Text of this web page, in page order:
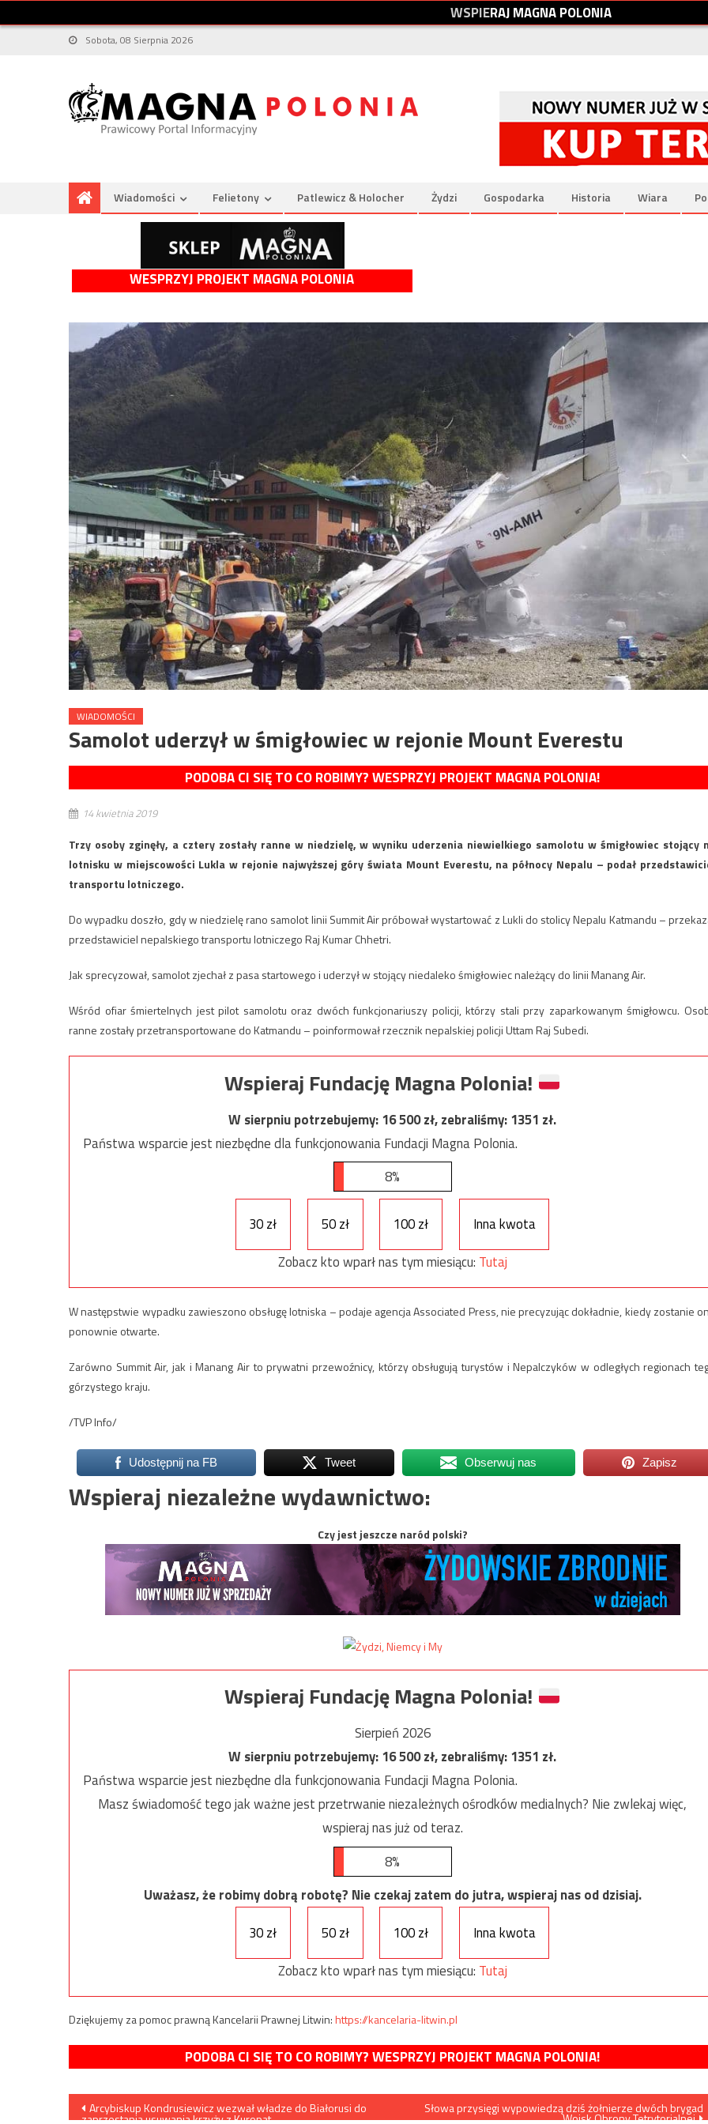
WSPIERAJMAGNAPOLONIA
Sobota, 08 Sierpnia 2026
Wiadomości Felietony Patlewicz & Holocher Żydzi Gospodarka Historia Wiara
WESPRZYJ PROJEKT MAGNA POLONIA
WIADOMOŚCI
Samolot uderzył w śmigłowiec w rejonie Mount Everestu
PODOBA CI SIĘ TO CO ROBIMY? WESPRZYJ PROJEKT MAGNA POLONIA!
14 kwietnia 2019
Trzy osoby zginęły, a cztery zostały ranne w niedzielę, w wyniku uderzenia niewielkiego samolotu w śmigłowiec stojący
lotnisku w miejscowości Lukla w rejonie najwyższej góry świata Mount Everestu, na północy Nepalu – podał
transportu lotniczego.
Do wypadku doszło, gdy w niedzielę rano samolot linii Summit Air próbował wystartować z Lukli do stolicy Nepalu Katmandu –
przedstawiciel nepalskiego transportu lotniczego Raj Kumar Chhetri.
Jak sprecyzował, samolot zjechał z pasa startowego i uderzył w stojący niedaleko śmigłowiec należący do linii Manang Air.
Wśród ofiar śmiertelnych jest pilot samolotu oraz dwóch funkcjonariuszy policji, którzy stali przy zaparkowanym śmigłowcu.
ranne zostały przetransportowane do Katmandu – poinformował rzecznik nepalskiej policji Uttam Raj Subedi.
Wspieraj Fundację Magna Polonia!
W sierpniu potrzebujemy:16 500zł, zebraliśmy:1351 zł.
Państwa wsparcie jest niezbędne dla funkcjonowania Fundacji Magna Polonia.
8%
30 zł 50 zł 100 zł
Inna kwota
Zobacz kto wparł nas tym miesiącu: Tutaj
W następstwie wypadku zawieszono obsługę lotniska – podaje agencja Associated Press, nie precyzując dokładnie, kiedy zostanie
ponownie otwarte.
Zarówno Summit Air, jak i Manang Air to prywatni przewoźnicy, którzy obsługują turystów i Nepalczyków w odległych regionach
górzystego kraju.
/TVP Info/
Udostępnij na FB Tweet Obserwuj nas Zapisz
Wspieraj niezależne wydawnictwo:
Czy jest jeszcze naród polski?
Wspieraj Fundację Magna Polonia!
Sierpień 2026
W sierpniu potrzebujemy:16 500zł, zebraliśmy:1351 zł.
Państwa wsparcie jest niezbędne dla funkcjonowania Fundacji Magna Polonia.
Masz świadomość tego jak ważne jest przetrwanie niezależnych ośrodków medialnych? Nie zwlekaj więc,
wspieraj nas już od teraz.
8%
Uważasz, że robimy dobrą robotę? Nie czekaj zatem do jutra, wspieraj nas od dzisiaj.
30 zł
50 zł 100 zł
Inna kwota
Zobacz kto wparł nas tym miesiącu: Tutaj
Dziękujemy za pomoc prawną Kancelarii Prawnej Litwin:https://kancelaria-litwin.pl
PODOBA CI SIĘ TO CO ROBIMY? WESPRZYJ PROJEKT MAGNA POLONIA!
Nawigacja
Arcybiskup Kondrusiewicz wezwał władze do Białorusi do
zaprzestania usuwania krzyży z Kuropat
Słowa przysięgi wypowiedzą dziś żołnierze dwóch brygad
Wojsk Obrony Tetrytorialnej